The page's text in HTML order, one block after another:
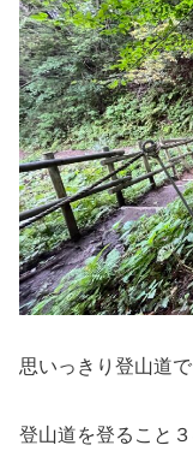
思いっきり登山道
登山道を登ること